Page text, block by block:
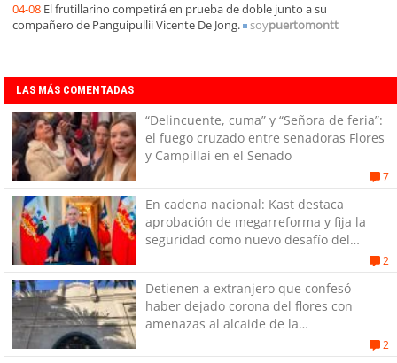
04-08 El frutillarino competirá en prueba de doble junto a su
compañero de Panguipullii Vicente De Jong.
soypuertomontt
LAS MÁS COMENTADAS
“Delincuente, cuma” y “Señora de feria”:
el fuego cruzado entre senadoras Flores
y Campillai en el Senado
7
En cadena nacional: Kast destaca
aprobación de megarreforma y fija la
seguridad como nuevo desafío del
2
Detienen a extranjero que confesó
haber dejado corona del flores con
amenazas al alcaide de la
2